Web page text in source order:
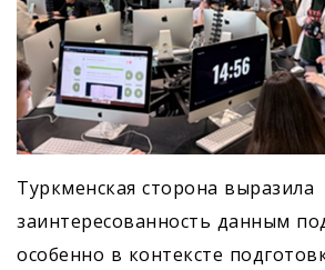
Туркменская сторона выразила
заинтересованность данным
особенно в контексте